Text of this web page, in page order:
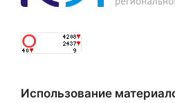
Использование